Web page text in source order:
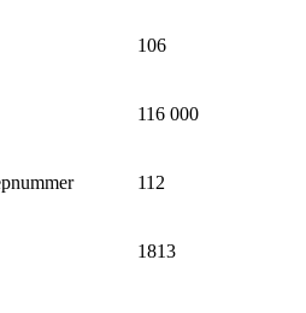
106
116 000
112
1813